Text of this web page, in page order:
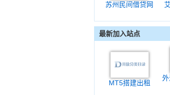
苏州民间借贷网
最新加入站点
MT5搭建出租